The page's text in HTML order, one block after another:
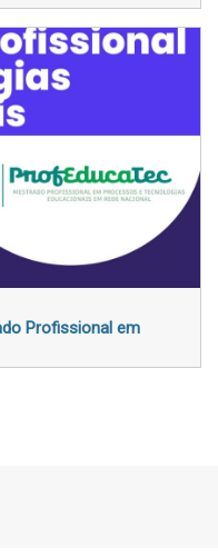
Profissional em